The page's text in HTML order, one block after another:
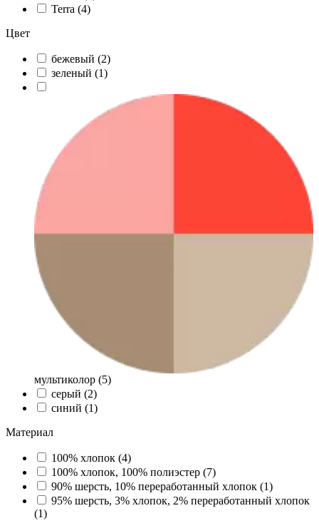
Terra (4)
Цвет
бежевый (2)
зеленый (1)
мультиколор (5)
серый (2)
синий (1)
Материал
100% хлопок (4)
100% хлопок, 100% полиэстер (7)
90% шерсть, 10% переработанный хлопок (1)
95% шерсть, 3% хлопок, 2% переработанный хлопок
(1)